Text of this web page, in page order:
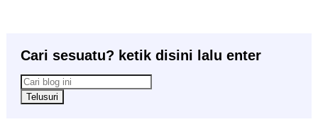
Cari sesuatu? ketik disini lalu enter